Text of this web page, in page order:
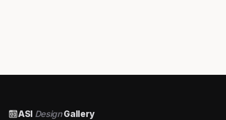
ASI DesignGallery